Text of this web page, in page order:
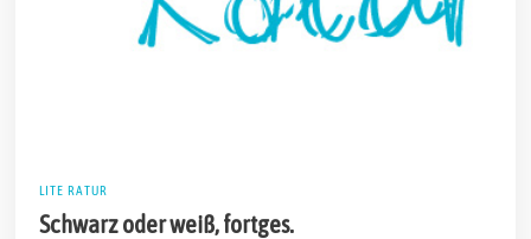
LITE RATUR
Schwarz oder weiß, fortges.